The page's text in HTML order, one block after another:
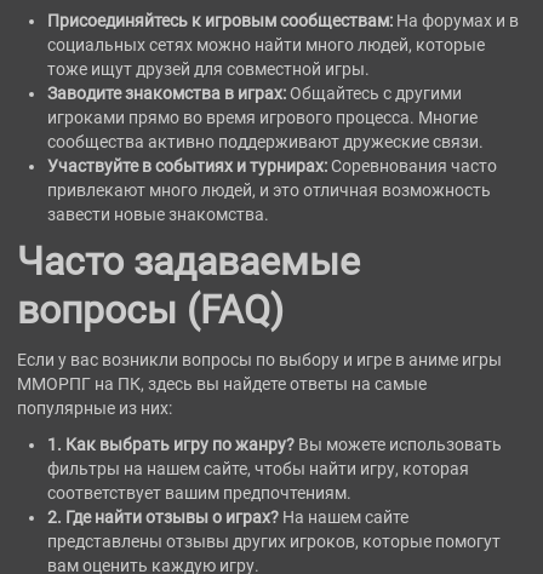
Присоединяйтесь к игровым сообществам: На форумах и в
социальных сетях можно найти много людей, которые
тоже ищут друзей для совместной игры.
Заводите знакомства в играх: Общайтесь с другими
игроками прямо во время игрового процесса. Многие
сообщества активно поддерживают дружеские связи.
Участвуйте в событиях и турнирах:Соревнования часто
привлекают много людей, и это отличная возможность
завести новые знакомства.
Часто задаваемые
вопросы (FAQ)
Если у вас возникли вопросы по выбору и игре в аниме игры
ММОРПГ на ПК, здесь вы найдете ответы на самые
популярные из них:
1. Как выбрать игру по жанру? Вы можете использовать
фильтры на нашем сайте, чтобы найти игру, которая
соответствует вашим предпочтениям.
2. Где найти отзывы о играх? На нашем сайте
представлены отзывы других игроков, которые помогут
вам оценить каждую игру.